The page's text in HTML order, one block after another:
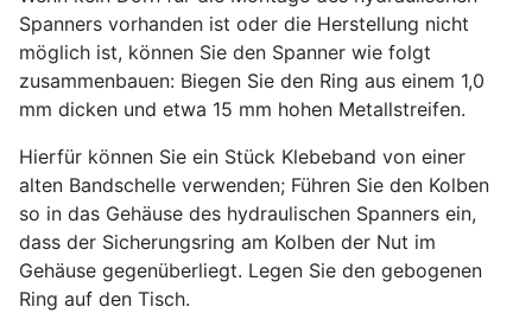
Spanners vorhanden ist oder die Herstellung nicht
möglich ist, können Sie den Spanner wie folgt
zusammenbauen: Biegen Sie den Ring aus einem 1,0
mm dicken und etwa 15 mm hohen Metallstreifen.
Hierfür können Sie ein Stück Klebeband von einer
alten Bandschelle verwenden; Führen Sie den Kolben
so in das Gehäuse des hydraulischen Spanners ein,
dass der Sicherungsring am Kolben der Nut im
Gehäuse gegenüberliegt. Legen Sie den gebogenen
Ring auf den Tisch.